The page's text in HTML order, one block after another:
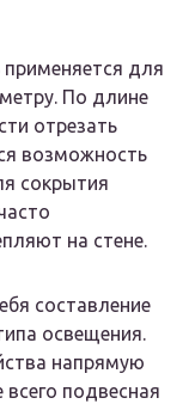
для
По длине
отрезать
возможность
сокрытия
на стене.
составление
освещения.
напрямую
подвесная